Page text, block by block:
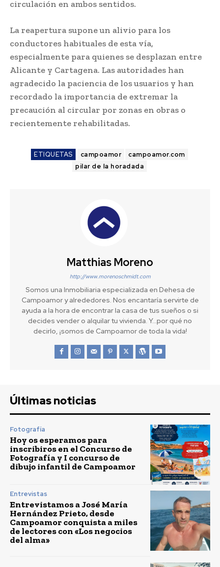
circulación en ambos sentidos.
La reapertura supone un alivio para los
conductores habituales de esta vía,
especialmente para quienes se desplazan entre
Alicante y Cartagena. Las autoridades han
agradecido la paciencia de los usuarios y han
recordado la importancia de extremar la
precaución al circular por zonas en obras o
recientemente rehabilitadas.
ETIQUETAS campoamor
campoamor.com
pilar de la horadada
Matthias Moreno
http://www.morenoschmidt.com
Somos una Inmobiliaria especializada en Dehesa de
Campoamor y alrededores. Nos encantaría servirte de
ayuda a la hora de encontrar la casa de tus sueños o si
decides vender o alquilar tu vivienda. Y...por qué no
decirlo, ¡somos de Campoamor de toda la vida!
Últimas noticias
Fotografía
Hoy os esperamos para
inscribiros en el Concurso de
Fotografía y I concurso de
dibujo infantil de Campoamor
Entrevistas
Entrevistamos a José María
Hernández Prieto, desde
Campoamor conquista a miles
de lectores con «Los negocios
del alma»